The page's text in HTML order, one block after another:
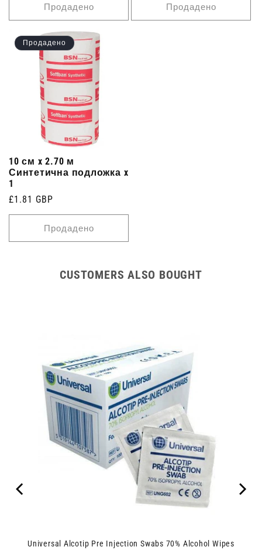
Продадено Продадено
Продадено
10 см x 2.70 м
Синтетична подложка x
1
Редовна
цена
£1.81 GBP
Продадено
CUSTOMERS ALSO BOUGHT
Universal Alcotip Pre Injection Swabs 70% Alcohol Wipes